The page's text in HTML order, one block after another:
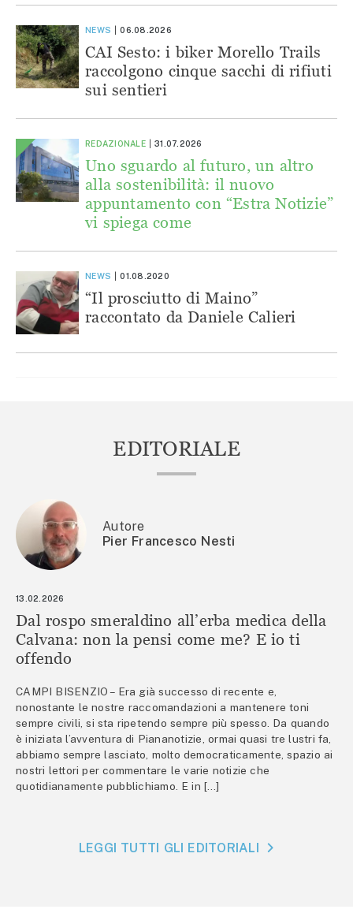
NEWS 06.08.2026
CAI Sesto: i biker Morello Trails
raccolgono cinque sacchi di rifiuti
sui sentieri
REDAZIONALE 31.07.2026
Uno sguardo al futuro, un altro
alla sostenibilità: il nuovo
appuntamento con “Estra Notizie”
vi spiega come
NEWS 01.08.2020
“Il prosciutto di Maino”
raccontato da Daniele Calieri
EDITORIALE
Autore
Pier Francesco Nesti
13.02.2026
Dal rospo smeraldino all’erba medica della
Calvana: non la pensi come me? E io ti
offendo
CAMPI BISENZIO – Era già successo di recente e,
nonostante le nostre raccomandazioni a mantenere toni
sempre civili, si sta ripetendo sempre più spesso. Da quando
è iniziata l’avventura di Piananotizie, ormai quasi tre lustri fa,
abbiamo sempre lasciato, molto democraticamente, spazio ai
nostri lettori per commentare le varie notizie che
quotidianamente pubblichiamo. E in […]
LEGGI TUTTI GLI EDITORIALI